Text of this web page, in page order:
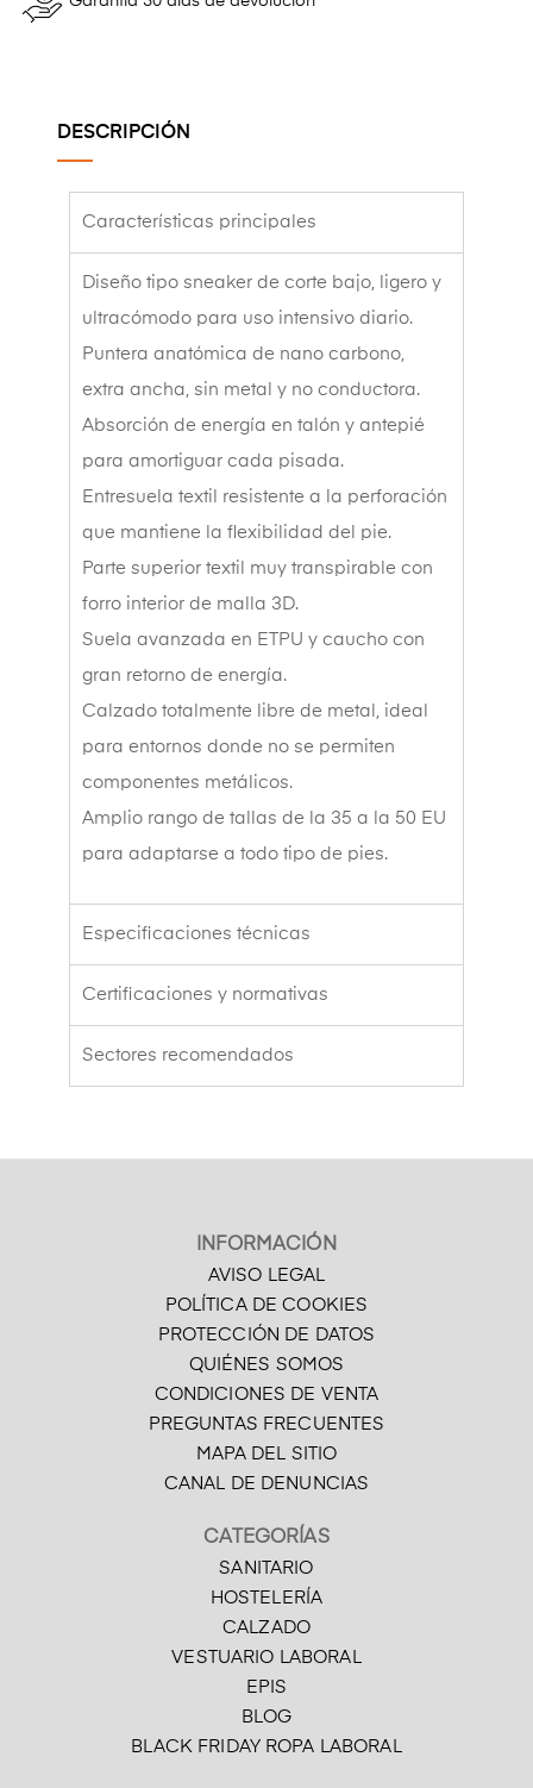
DESCRIPCIÓN
Características principales
Diseño tipo sneaker de corte bajo, ligero y
ultracómodo para uso intensivo diario.
Puntera anatómica de nano carbono,
extra ancha, sin metal y no conductora.
Absorción de energía en talón y antepié
para amortiguar cada pisada.
Entresuela textil resistente a la perforación
que mantiene la flexibilidad del pie.
Parte superior textil muy transpirable con
forro interior de malla 3D.
Suela avanzada en ETPU y caucho con
gran retorno de energía.
Calzado totalmente libre de metal, ideal
para entornos donde no se permiten
componentes metálicos.
Amplio rango de tallas de la 35 a la 50 EU
para adaptarse a todo tipo de pies.
Especificaciones técnicas
Certificaciones y normativas
Sectores recomendados
INFORMACIÓN
AVISO LEGAL
POLÍTICA DE COOKIES
PROTECCIÓN DE DATOS
QUIÉNES SOMOS
CONDICIONES DE VENTA
PREGUNTAS FRECUENTES
MAPA DEL SITIO
CANAL DE DENUNCIAS
CATEGORÍAS
SANITARIO
HOSTELERÍA
CALZADO
VESTUARIO LABORAL
EPIS
BLOG
BLACK FRIDAY ROPA LABORAL